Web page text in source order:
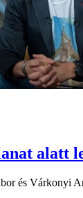
alatt
és Várkonyi